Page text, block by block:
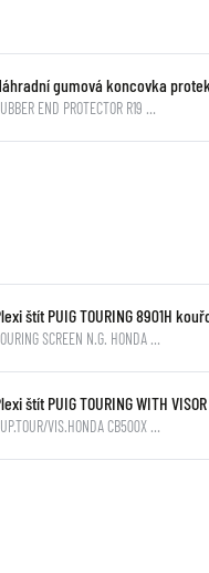
gumová koncovka
END PROTECTOR R19 …
štít PUIG TOURING 8901H
SCREEN N.G. HONDA …
štít PUIG TOURING WITH
VIS.HONDA CB500X …